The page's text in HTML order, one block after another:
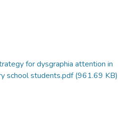
for dysgraphia attention in
school students.pdf(961.69 KB)